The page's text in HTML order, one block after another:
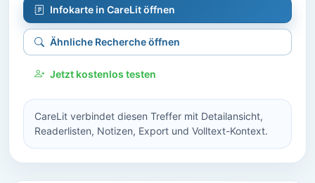
Infokarte in CareLit öffnen
Ähnliche Recherche öffnen
Jetzt kostenlos testen
CareLit verbindet diesen Treffer mit Detailansicht,
Readerlisten, Notizen, Export und Volltext-Kontext.